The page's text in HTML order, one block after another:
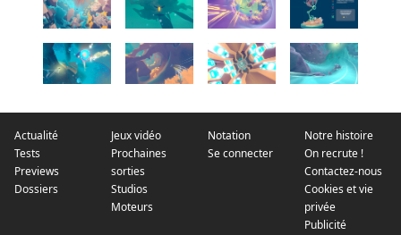
Actualité
Tests
Previews
Dossiers
Jeux vidéo
Prochaines
sorties
Studios
Moteurs
Notation
Se connecter
Notre histoire
On recrute !
Contactez-nous
Cookies et vie
privée
Publicité